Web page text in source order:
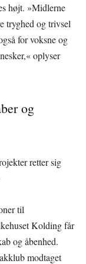
højt. »Midlerne
tryghed og trivsel
for voksne og
oplyser
og
retter sig
til
Kolding får
og åbenhed.
modtaget